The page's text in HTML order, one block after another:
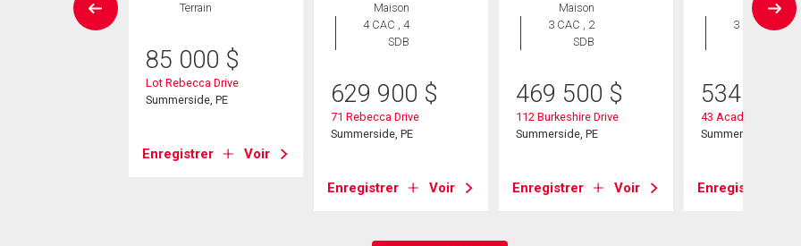
Terrain
85 000 $
Lot Rebecca Drive
Summerside, PE
Enregistrer Voir
Maison
4 CAC , 4
SDB
629 900 $
71 Rebecca Drive
Summerside, PE
Enregistrer Voir
Maison
3 CAC , 2
SDB
469 500 $
112 Burkeshire Drive
Summerside, PE
Enregistrer Voir
Maison
3 CAC , 3
534 900
43 Acadian Avenue
Summerside, PE
Enregistrer